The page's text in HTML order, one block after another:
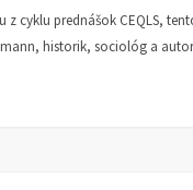
z cyklu prednášok CEQLS,
historik, sociológ a